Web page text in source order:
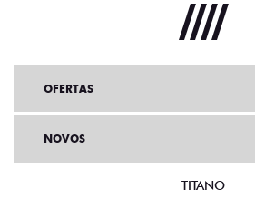
OFERTAS
NOVOS
TITANO